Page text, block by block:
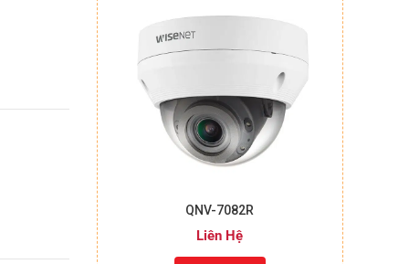
QNV-7082R
Liên Hệ